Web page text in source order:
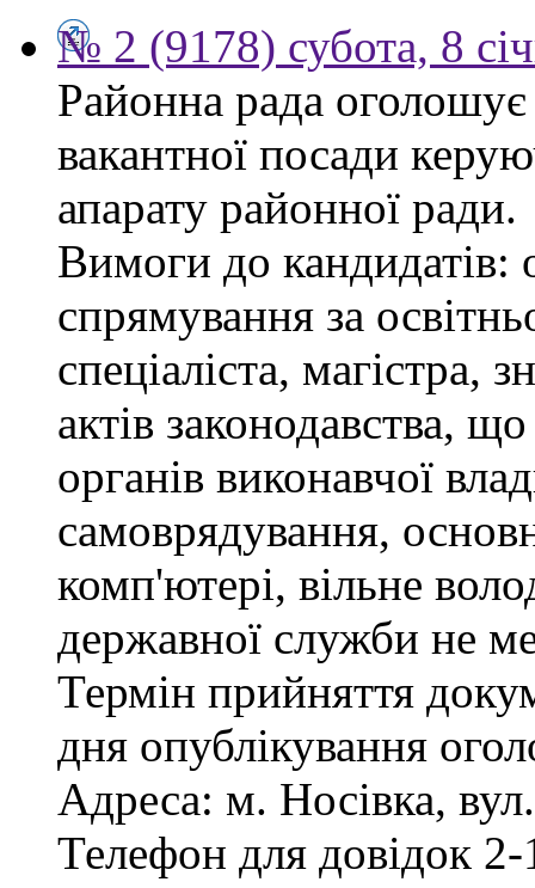
№ 2 (9178) субота, 8
Районна рада
вакантної посади
апарату районної ради.
Вимоги до кандидатів:
спрямування за
спеціаліста, магістра,
актів законодавства,
органів виконавчої
самоврядування,
комп'ютері, вільне
державної служби не
Термін прийняття
дня опублікування
Адреса: м. Носівка,
Телефон для довідок